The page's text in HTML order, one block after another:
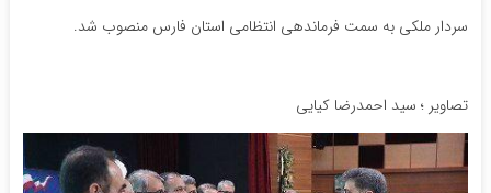
سردار ملکی به سمت فرماندهی انتظامی استان فارس منصوب شد.
تصاویر ؛ سید احمدرضا کیایی